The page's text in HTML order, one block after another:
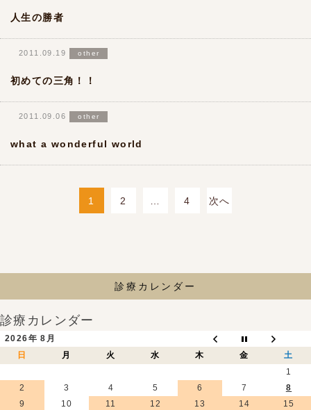
人生の勝者
2011.09.19 other
初めての三角！！
2011.09.06 other
what a wonderful world
ペ
ー
り
1 2 4 次へ
診療カレンダー
診療カレンダー
2026年 8月
日
月 火 水 木 金
土
1
2
3 4 5 6 7
8
9
10 11 12 13 14
15